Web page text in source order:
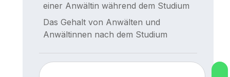
einer Anwältin während dem Studium
Das Gehalt von Anwälten und
Anwältinnen nach dem Studium